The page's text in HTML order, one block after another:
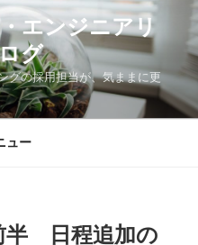
エンジニアリ
グ
グの採用担当が、気ままに更
ュー
半 日程追加の